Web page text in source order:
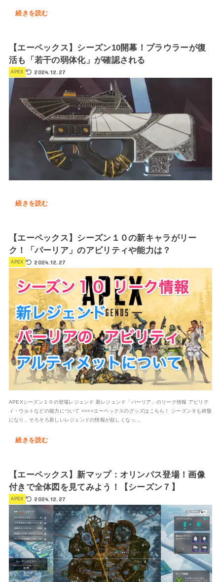
続きを読む
【エーペックス】シーズン10開幕！プラウラーが復
活も「若干の弱体化」が確認される
APEX 2024.12.27
続きを読む
【エーペックス】シーズン１０の新キャラがリー
ク！「パーリア」のアビリティや能力は？
APEX 2024.12.27
APEXシーズン１０の登場レジェンド 新レジェンド「パーリア」のリーク情報 アビリテ
ィ・ウルトなどの能力について >>>>エーペックスのグッズはこちら！ シーズン９も終盤
になり、そろそろ新しいレジェンドの情報が欲しくなっ...
続きを読む
【エーペックス】新マップ：オリンパス登場！画像
付きで全体図を見てみよう！【シーズン７】
APEX 2024.12.27